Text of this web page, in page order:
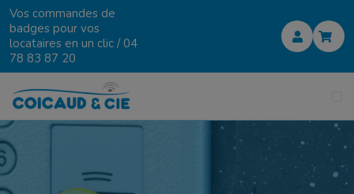
Vos commandes de
badges pour vos
locataires en un clic /04
78 83 87 20